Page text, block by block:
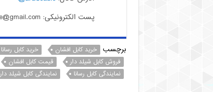
پست الکترونیکی: aradcable@gmail.com
برچسب خرید کابل افشان خرید کابل رسانا
فروش کابل شیلد دار
قیمت کابل افشان
نمایندگی کابل رسانا
نمایندگی کابل شیلد دار